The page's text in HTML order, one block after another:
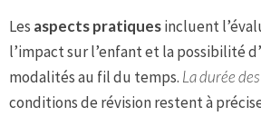
Les aspects pratiquesincluent
l’impact sur l’enfant et la possibilité
modalités au fil du temps. La durée
conditions de révision restent à